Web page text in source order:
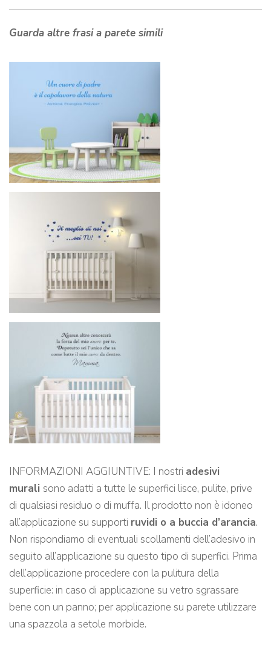
Guarda altre frasi a parete simili
INFORMAZIONI AGGIUNTIVE: I nostri adesivi
murali sono adatti a tutte le superfici lisce, pulite, prive
di qualsiasi residuo o di muffa. Il prodotto non è idoneo
all’applicazione su supporti ruvidi o a buccia d’arancia.
Non rispondiamo di eventuali scollamenti dell’adesivo in
seguito all’applicazione su questo tipo di superfici. Prima
dell’applicazione procedere con la pulitura della
superficie: in caso di applicazione su vetro sgrassare
bene con un panno; per applicazione su parete utilizzare
una spazzola a setole morbide.